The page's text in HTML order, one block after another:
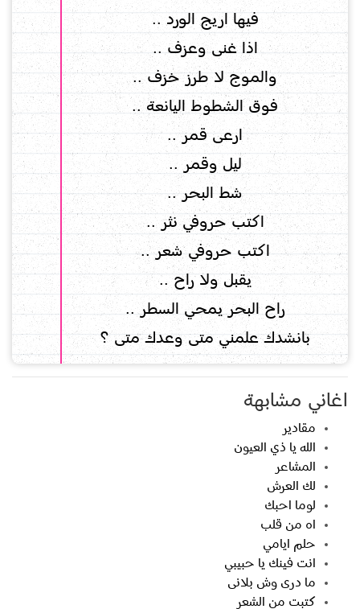
فيها اريج الورد ..
اذا غنى وعزف ..
والموج لا طرز خزف ..
فوق الشطوط اليانعة ..
ارعى قمر ..
ليل وقمر ..
شط البحر ..
اكتب حروفي نثر ..
اكتب حروفي شعر ..
يقبل ولا راح ..
راح البحر يمحي السطر ..
بانشدك علمني متى وعدك متى ؟
اغاني مشابهة
مقادير
الله يا ذي العيون
المشاعر
لك العرش
لوما احبك
اه من قلب
حلم ايامي
انت فينك يا حبيبي
ما درى وش بلانى
كتبت من الشعر